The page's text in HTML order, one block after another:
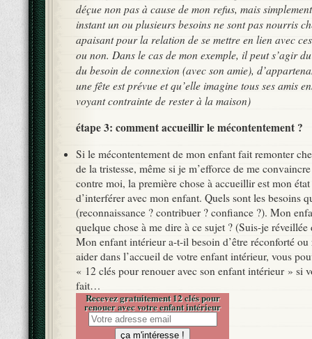
déçue non pas à cause de mon refus, mais
instant un ou plusieurs besoins ne sont pas nourris
apaisant pour la relation de se mettre en lien avec
ou non. Dans le cas de mon exemple, il peut s’agir
du besoin de connexion (avec son amie),
une fête est prévue et qu’elle imagine tous ses amis
voyant contrainte de rester à la maison)
étape 3: comment accueillir le mécontentement ?
Si le mécontentement de mon enfant fait remonter
de la tristesse, même si je m’efforce de me convaincre
contre moi, la première chose à accueillir est mon
d’interférer avec mon enfant. Quels sont les besoins
(reconnaissance ? contribuer ? confiance ?). Mon
quelque chose à me dire à ce sujet ? (Suis-je réveillée
Mon enfant intérieur a-t-il besoin d’être réconforté ou
aider dans l’accueil de votre enfant intérieur, vous
« 12 clés pour renouer avec son enfant intérieur » si
fait…
Recevez gratuitement 12 clés pour
renouer avec votre enfant intérieur